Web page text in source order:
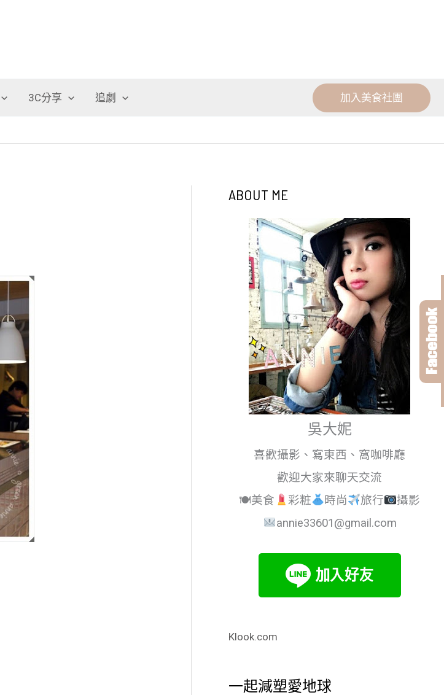
3C分享 追劇 加入美食社團
ABOUT ME
吳大妮
喜歡攝影、寫東西、窩咖啡廳
歡迎大家來聊天交流
🍽美食
彩粧 時尚 旅行
攝影
annie33601@gmail.com
Klook.com
一起減塑愛地球